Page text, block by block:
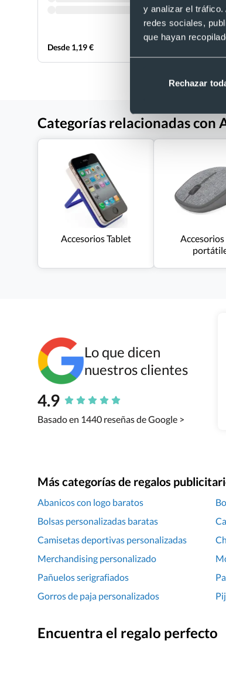
y analizar el
redes sociales,
que hayan
Rechazar
Desde 1,19 €
Categorías relacionadas con
Accesorios Tablet
Accesorios
Lo que dicen
nuestros clientes
4.9
Basado en 1440 reseñas de Google >
Más categorías de regalos
Abanicos con logo baratos
Bolsas personalizadas baratas
Camisetas deportivas personalizadas
Merchandising personalizado
Pañuelos serigrafiados
Gorros de paja personalizados
Encuentra el regalo perfecto